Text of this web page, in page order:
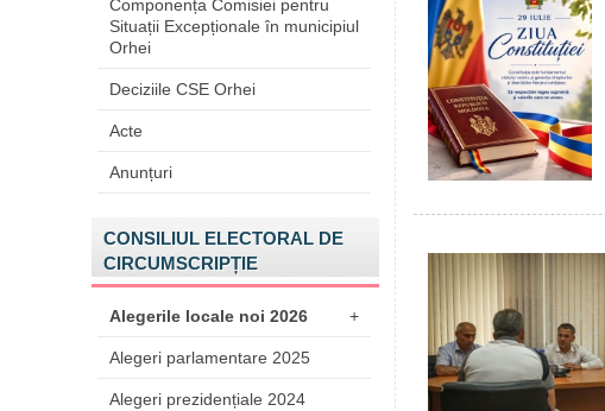
Componența Comisiei pentru
Situații Excepționale în municipiul
Orhei
Deciziile CSE Orhei
Acte
Anunțuri
CONSILIUL ELECTORAL DE
CIRCUMSCRIPȚIE
Alegerile locale noi 2026 +
Alegeri parlamentare 2025
Alegeri prezidențiale 2024